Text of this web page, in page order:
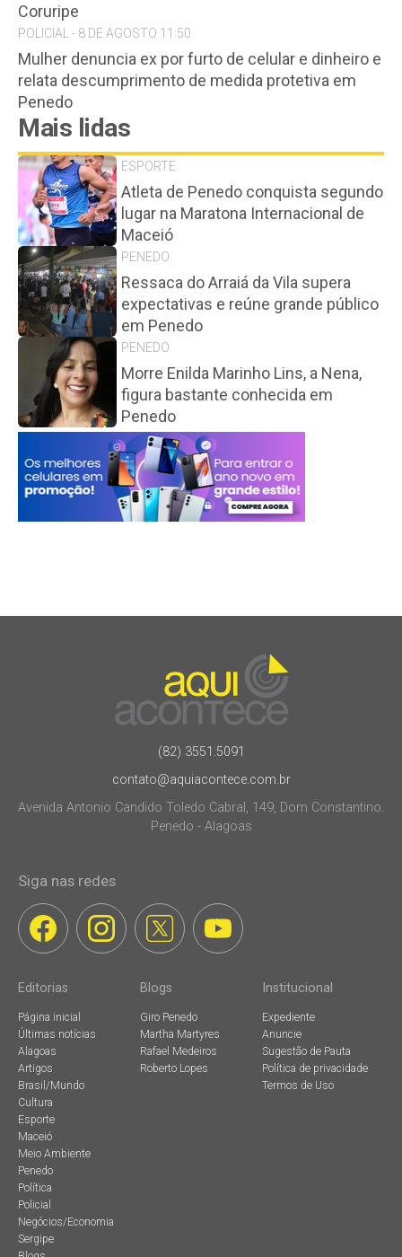
Coruripe
POLICIAL - 8 DE AGOSTO 11:50
Mulher denuncia ex por furto de celular e dinheiro e
relata descumprimento de medida protetiva em
Penedo
Mais lidas
ESPORTE
Atleta de Penedo conquista segundo
lugar na Maratona Internacional de
Maceió
PENEDO
Ressaca do Arraiá da Vila supera
expectativas e reúne grande público
em Penedo
PENEDO
Morre Enilda Marinho Lins, a Nena,
figura bastante conhecida em
Penedo
(82) 3551.5091
contato@aquiacontece.com.br
Avenida Antonio Candido Toledo Cabral, 149, Dom Constantino.
Penedo - Alagoas
Siga nas redes
Editorias
Página inicial
Últimas notícias
Alagoas
Artigos
Brasil/Mundo
Cultura
Esporte
Maceió
Meio Ambiente
Penedo
Política
Policial
Negócios/Economia
Sergipe
Blogs
Giro Penedo
Martha Martyres
Rafael Medeiros
Roberto Lopes
Institucional
Expediente
Anuncie
Sugestão de Pauta
Política de privacidade
Termos de Uso